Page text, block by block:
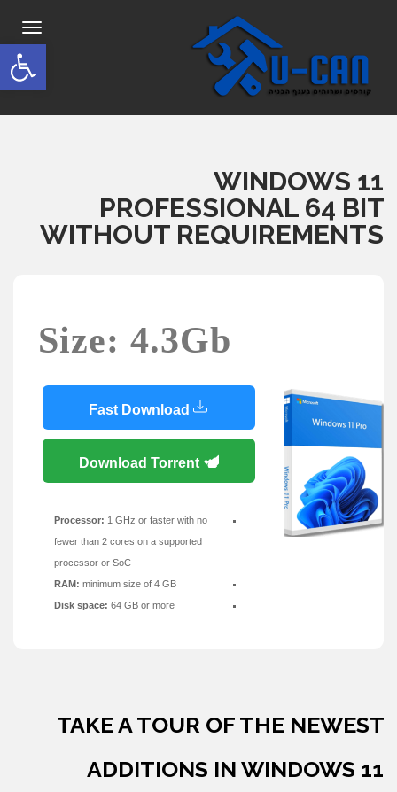
פתח
WINDOWS 11
PROFESSIONAL 64 BIT
WITHOUT REQUIREMENTS
Size: 4.3Gb
Processor: 1 GHz or faster with no
fewer than 2 cores on a supported
processor or SoC
RAM: minimum size of 4 GB
Disk space: 64 GB or more
TAKE A TOUR OF THE NEWEST
ADDITIONS IN WINDOWS 11